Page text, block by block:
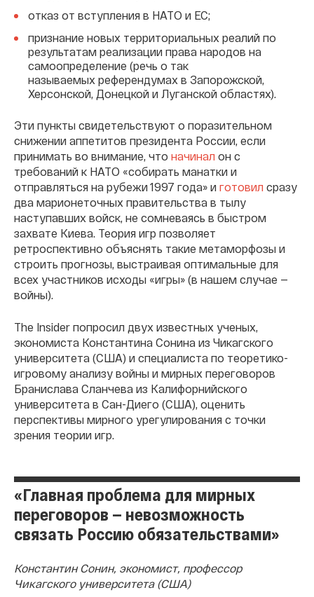
отказ от вступления в НАТО и ЕС;
признание новых территориальных реалий по
результатам реализации права народов на
самоопределение (речь о так
называемых референдумах в Запорожской,
Херсонской, Донецкой и Луганской областях).
Эти пункты свидетельствуют о поразительном
снижении аппетитов президента России, если
принимать во внимание, что начинал он с
требований к НАТО «собирать манатки и
отправляться на рубежи 1997 года» и готовил сразу
два марионеточных правительства в тылу
наступавших войск, не сомневаясь в быстром
захвате Киева. Теория игр позволяет
ретроспективно объяснять такие метаморфозы и
строить прогнозы, выстраивая оптимальные для
всех участников исходы «игры» (в нашем случае —
войны).
The Insider попросил двух известных ученых,
экономиста Константина Сонина из Чикагского
университета (США) и специалиста по теоретико-
игровому анализу войны и мирных переговоров
Бранислава Сланчева из Калифорнийского
университета в Сан-Диего (США), оценить
перспективы мирного урегулирования с точки
зрения теории игр.
«Главная проблема для мирных
переговоров — невозможность
связать Россию обязательствами»
Константин Сонин, экономист, профессор
Чикагского университета (США)